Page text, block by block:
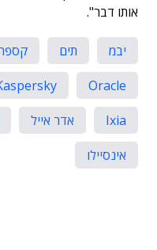
אותו דבר".
יבמ תים
Oracle
Ixia
אדר אייל
אינסיילו